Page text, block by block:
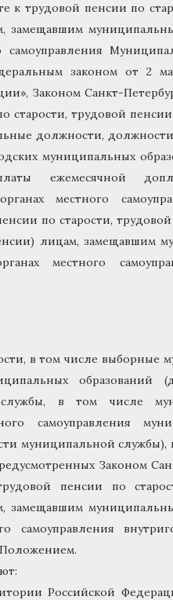
к трудовой пенсии по
замещавшим
законом от 2
Законом Санкт-
старости, трудовой
должности,
муниципальных
ежемесячной
местного
по старости,
лицам, замещавшим
местного
в том числе выборные
образований
в том числе
самоуправления
муниципальной службы),
Законом
пенсии по
замещавшим
самоуправления
Положением.
Российской